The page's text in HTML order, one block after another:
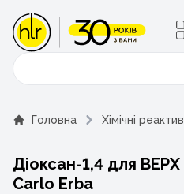
Поиск
Головна Хімічні
Діоксан-1,4 для ВЕРХ
Carlo Erba